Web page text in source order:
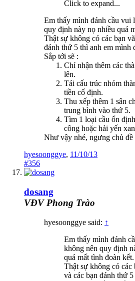
Click to expand...
Em thấy mình đánh cầu vui
quy định này nọ nhiều quá
Thật sự không có các bạn
đánh thứ 5 thì anh em mình
Sắp tới sẽ :
Chỉ nhận thêm các
lên.
Tái cấu trúc nhóm
tiền cố định.
Thu xếp thêm 1 sân
trung bình vào thứ 5.
Tìm 1 loại cầu ổn
công hoặc hải yến
Như vậy nhé, ngưng chủ đề
hyesoonggye, 11/10/13
#356
dosang
VĐV Phong Trào
hyesoonggye said: ↑
Em thấy mình đánh
không nên quy định
quá mất tình đoàn kết.
Thật sự không có các
và các bạn đánh thứ